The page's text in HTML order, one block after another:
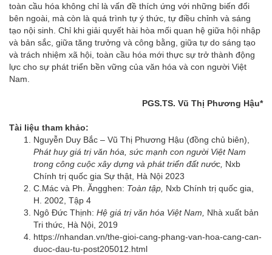
toàn cầu hóa không chỉ là vấn đề thích ứng với những biến đổi
bên ngoài, mà còn là quá trình tự ý thức, tự điều chỉnh và sáng
tạo nội sinh. Chỉ khi giải quyết hài hòa mối quan hệ giữa hội nhập
và bản sắc, giữa tăng trưởng và công bằng, giữa tự do sáng tạo
và trách nhiệm xã hội, toàn cầu hóa mới thực sự trở thành động
lực cho sự phát triển bền vững của văn hóa và con người Việt
Nam.
PGS.TS. Vũ Thị Phương Hậu*
Tài liệu tham khảo:
Nguyễn Duy Bắc – Vũ Thị Phương Hậu (đồng chủ biên),
Phát huy giá trị văn hóa, sức mạnh con người Việt Nam
trong công cuộc xây dựng và phát triển đất nước, Nxb
Chính trị quốc gia Sự thật, Hà Nội 2023
C.Mác và Ph. Ăngghen: Toàn tập, Nxb Chính trị quốc gia,
H. 2002, Tập 4
Ngô Đức Thịnh: Hệ giá trị văn hóa Việt Nam, Nhà xuất bản
Tri thức, Hà Nội, 2019
https://nhandan.vn/the-gioi-cang-phang-van-hoa-cang-can-
duoc-dau-tu-post205012.html